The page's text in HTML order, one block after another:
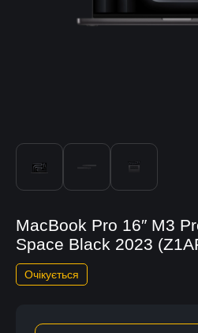
MacBook Pro 16″ M3
Space Black 2023
Очікується